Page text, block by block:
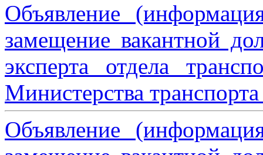
Объявление
замещение вакантной
эксперта отдела
Министерства
Объявление